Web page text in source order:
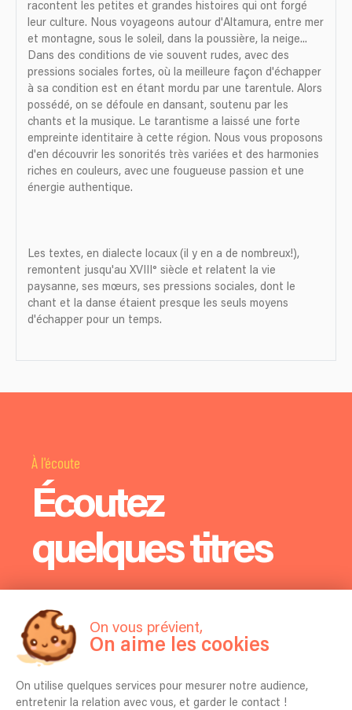
racontent les petites et grandes histoires qui ont forgé
leur culture. Nous voyageons autour d'Altamura, entre mer
et montagne, sous le soleil, dans la poussière, la neige...
Dans des conditions de vie souvent rudes, avec des
pressions sociales fortes, où la meilleure façon d'échapper
à sa condition est en étant mordu par une tarentule. Alors
possédé, on se défoule en dansant, soutenu par les
chants et la musique. Le tarantisme a laissé une forte
empreinte identitaire à cette région. Nous vous proposons
d'en découvrir les sonorités très variées et des harmonies
riches en couleurs, avec une fougueuse passion et une
énergie authentique.
Les textes, en dialecte locaux (il y en a de nombreux!),
remontent jusqu'au XVIII° siècle et relatent la vie
paysanne, ses mœurs, ses pressions sociales, dont le
chant et la danse étaient presque les seuls moyens
d'échapper pour un temps.
À l'écoute
Écoutez
quelques titres
On vous prévient,
On aime les cookies
On utilise quelques services pour mesurer notre audience,
entretenir la relation avec vous, et garder le contact !